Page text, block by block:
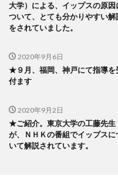
大学）による、イップスの原因
ついて、とても分かりやすい解
をされていました。
2020年9月6日
★９月、福岡、神戸にて指導を
付ます
2020年9月2日
★ご紹介。東京大学の工藤先生
が、ＮＨＫの番組でイップスに
いて解説されています。